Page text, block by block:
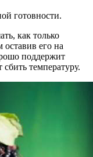
готовности.
как только
его на
поддержит
температуру.